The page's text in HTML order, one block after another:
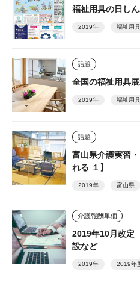
福祉用具の日し
2019年 福祉用
話題
全国の福祉用具
2019年 福祉用具
話題
富山県介護実習
れる １】
2019年 富山県
介護報酬単価
2019年10月改
設など
2019年 2019年